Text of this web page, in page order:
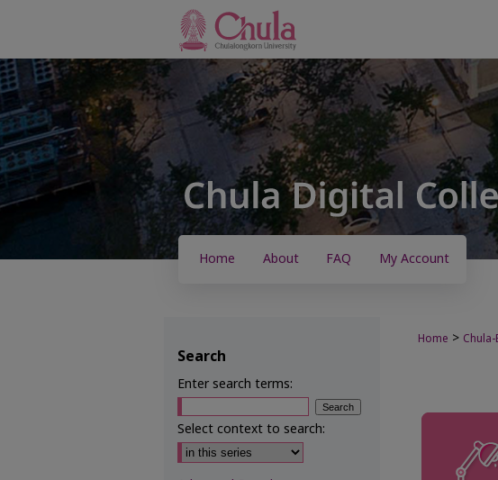
Home About FAQ My Account
Home > Chula-
Search
Enter search terms:
Select context to search: